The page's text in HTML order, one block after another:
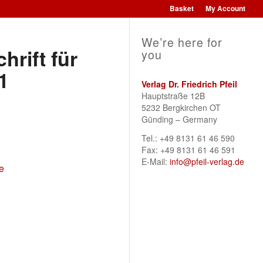
Basket My Account
für
We’re here for
you
Verlag Dr. Friedrich Pfeil
Hauptstraße 12B
5232 Bergkirchen OT
Günding – Germany
Tel.: +49 8131 61 46 590
Fax: +49 8131 61 46 591
E-Mail:info@pfeil-verlag.de